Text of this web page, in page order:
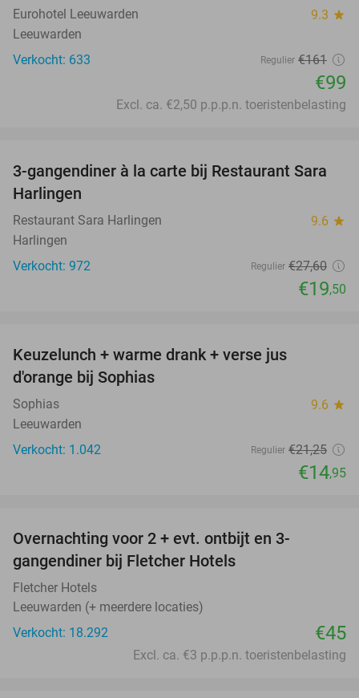
Eurohotel Leeuwarden 9.3 star
Leeuwarden
Verkocht: 633
Regulier €161
€99
Excl. ca. €2,50 p.p.p.n. toeristenbelasting
29%
3-gangendiner à la carte bij Restaurant Sara
Harlingen
Restaurant Sara Harlingen 9.6 star
Harlingen
Verkocht: 972
Regulier €27,60
€19,50
Keuzelunch + warme drank + verse jus
d'orange bij Sophias
Sophias 9.6 star
Leeuwarden
Verkocht: 1.042
Regulier €21,25
€14,95
Overnachting voor 2 + evt. ontbijt en 3-
gangendiner bij Fletcher Hotels
Fletcher Hotels
Leeuwarden (+ meerdere locaties)
Verkocht: 18.292
€45
Excl. ca. €3 p.p.p.n. toeristenbelasting